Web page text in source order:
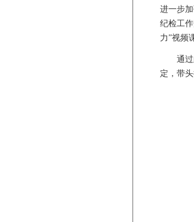
进一步
纪检工
力”视频
通过此
定，带